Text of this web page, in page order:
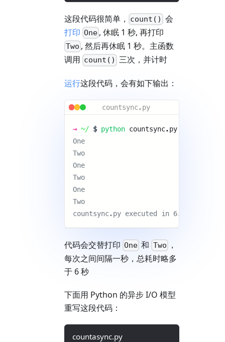
这段代码很简单， count() 会
打印 One , 休眠 1 秒, 再打印
Two , 然后再休眠 1 秒。主函数
调用 count() 三次，并计时
运行这段代码，会有如下输出：
countsync.py
→ ~/ $ python countsync.py
One
Two
One
Two
One
Two
countsync.py executed in 6.03
代码会交替打印 One 和 Two ，
每次之间间隔一秒，总耗时略多
于 6 秒
下面用 Python 的异步 I/O 模型
重写这段代码：
countasync.py